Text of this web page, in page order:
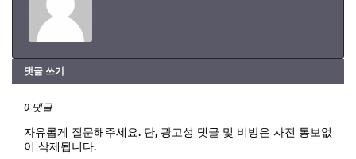
댓글 쓰기
0 댓글
자유롭게 질문해주세요. 단, 광고성 댓글 및 비방은 사전 통보없
이 삭제됩니다.